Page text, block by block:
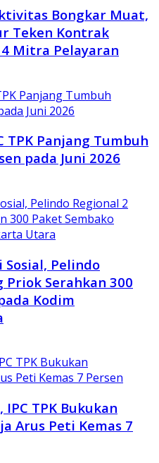
Bongkar Muat,
Teken Kontrak
Mitra Pelayaran
TPK Panjang Tumbuh
pada Juni 2026
Pelindo
Priok Serahkan 300
Kodim
TPK Bukukan
Arus Peti Kemas 7